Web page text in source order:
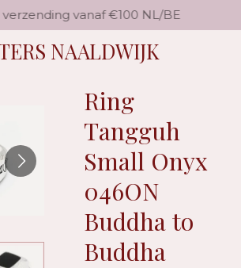
NAALDWIJK
verzending vanaf €100 NL/BE
Ring
Tangguh
Small Onyx
046ON
Buddha to
Buddha